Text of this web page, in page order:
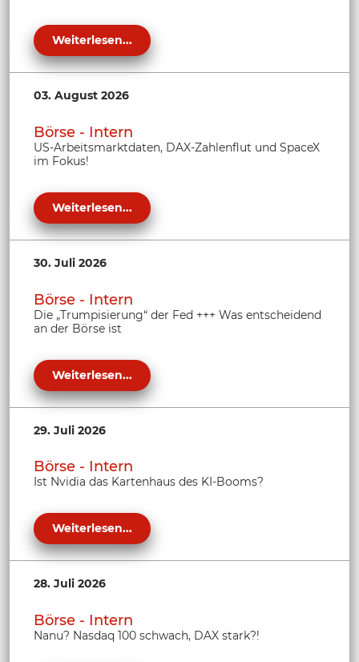
Weiterlesen...
03. August 2026
Börse - Intern
US-Arbeitsmarktdaten, DAX-Zahlenflut und SpaceX
im Fokus!
Weiterlesen...
30. Juli 2026
Börse - Intern
Die „Trumpisierung“ der Fed +++ Was entscheidend
an der Börse ist
Weiterlesen...
29. Juli 2026
Börse - Intern
Ist Nvidia das Kartenhaus des KI-Booms?
Weiterlesen...
28. Juli 2026
Börse - Intern
Nanu? Nasdaq 100 schwach, DAX stark?!